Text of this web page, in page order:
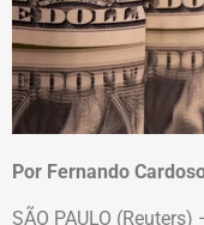
Por Fernando
SÃO PAULO (Reuters)